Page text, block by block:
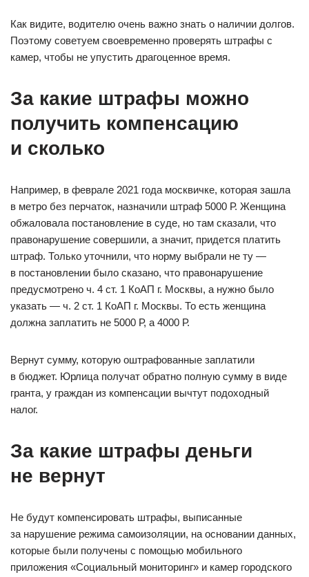
Как видите, водителю очень важно знать о наличии долгов.
Поэтому советуем своевременно проверять штрафы с
камер, чтобы не упустить драгоценное время.
За какие штрафы можно
получить компенсацию
и сколько
Например, в феврале 2021 года москвичке, которая зашла
в метро без перчаток, назначили штраф 5000 Р. Женщина
обжаловала постановление в суде, но там сказали, что
правонарушение совершили, а значит, придется платить
штраф. Только уточнили, что норму выбрали не ту —
в постановлении было сказано, что правонарушение
предусмотрено ч. 4 ст. 1 КоАП г. Москвы, а нужно было
указать — ч. 2 ст. 1 КоАП г. Москвы. То есть женщина
должна заплатить не 5000 Р, а 4000 Р.
Вернут сумму, которую оштрафованные заплатили
в бюджет. Юрлица получат обратно полную сумму в виде
гранта, у граждан из компенсации вычтут подоходный
налог.
За какие штрафы деньги
не вернут
Не будут компенсировать штрафы, выписанные
за нарушение режима самоизоляции, на основании данных,
которые были получены с помощью мобильного
приложения «Социальный мониторинг» и камер городского